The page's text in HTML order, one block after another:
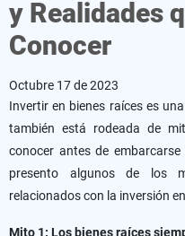
y Realidades
Conocer
Octubre 17 de 2023
Invertir en bienes raíces es
también está rodeada de
conocer antes de
presento algunos de los
relacionados con la inversión
Mito 1: Los bienes raíces